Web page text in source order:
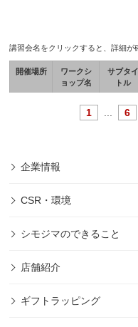
講習会名をクリックすると、詳細が
開催場所
ワークシ
ョップ名
サブタイ
トル
1 6
企業情報
CSR・環境
シモジマのできること
店舗紹介
ギフトラッピング